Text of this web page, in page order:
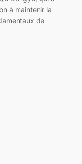
à maintenir la
de